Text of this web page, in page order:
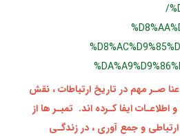
/
صـر مهم در تاریخ ارتباطات ، نقش
ایفا کـرده‌ اند. تمبـر ها از
و جمع‌ آوری ، در زندگـی